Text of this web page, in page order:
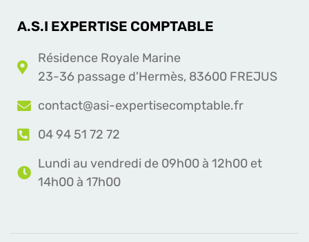
A.S.I EXPERTISE COMPTABLE
Résidence Royale Marine
23-36 passage d'Hermès, 83600 FREJUS
contact@asi-expertisecomptable.fr
04 94 51 72 72
Lundi au vendredi de 09h00 à 12h00 et
14h00 à 17h00